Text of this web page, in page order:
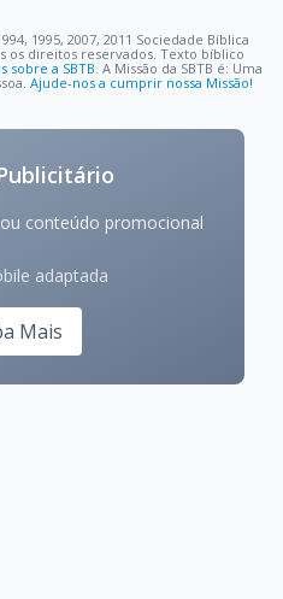
1995, 2007, 2011 Sociedade Bíblica
os direitos reservados. Texto bíblico
sobre a SBTB. A Missão da SBTB é: Uma
Ajude-nos a cumprir nossa Missão!
conteúdo promocional
adaptada
Mais